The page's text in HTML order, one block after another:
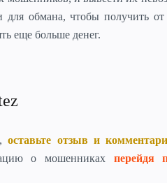
обмана, чтобы получить
еще больше денег.
оставьте отзыв и
о мошенниках перейдя